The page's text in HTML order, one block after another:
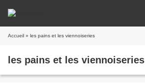
Accueil » les pains et les viennoiseries
les pains et les viennoiseries